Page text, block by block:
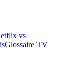
vs
Glossaire TV